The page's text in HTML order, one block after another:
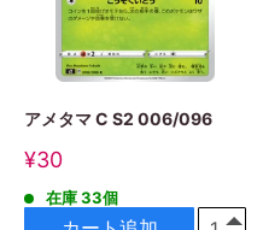
アメタマ C S2 006/096
販
価
¥30
在庫 33個